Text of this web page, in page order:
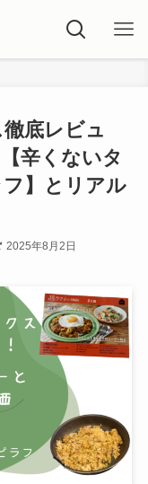
底レビュ
辛くないタ
】とリアル
2025年8月2日